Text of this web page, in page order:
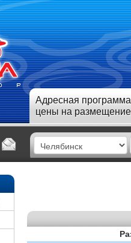
Адресная
цены на размещение